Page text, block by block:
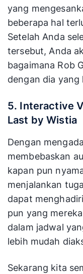
yang
beberapa hal
Setelah Anda
tersebut, Anda
bagaimana Rob
dengan dia yang
5. Interactive
Last by Wistia
Dengan
membebaskan
kapan pun
menjalankan
dapat
pun yang
dalam jadwal
lebih mudah
Sekarang kita